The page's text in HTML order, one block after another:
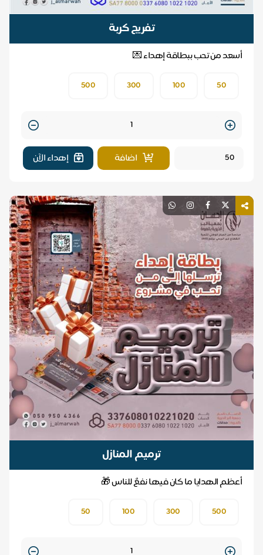
تفريج كربة
أسعد من تحب ببطاقة إهداء 💌
50
100
300
500
Quantity
اضافة
إهداء الآن
ترميم المنازل
أعظم الهدايا ما كان فيها نفعٌ للناس 🎁
500
300
100
50